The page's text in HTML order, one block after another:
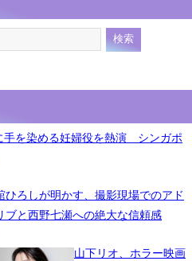
手を染める妊婦役を熱演 シンガポ
ひろしが明かす、撮影現場でのアド
ブと西野七瀬への絶大な信頼感
山下リオ、ホラー映画